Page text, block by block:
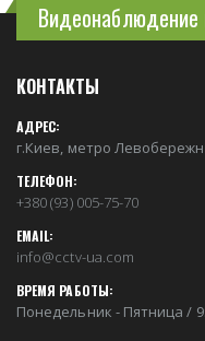
Видеонаблюдение
КОНТАКТЫ
АДРЕС:
г.Киев, метро
ТЕЛЕФОН:
+380 (93) 005-75-70
EMAIL:
info@cctv-ua.com
ВРЕМЯ РАБОТЫ:
Понедельник - Пятница /